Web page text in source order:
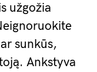
užgožia
sunkūs,
Ankstyva